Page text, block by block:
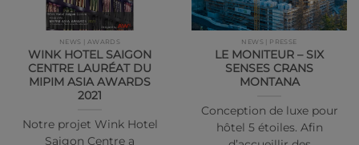
NEWS | AWARDS
WINK HOTEL SAIGON
CENTRE LAURÉAT DU
MIPIM ASIA AWARDS
2021
Notre projet Wink Hotel
Saigon Centre a
NEWS | PRESSE
LE MONITEUR – SIX
SENSES CRANS
MONTANA
Conception de luxe pour
hôtel 5 étoiles. Afin